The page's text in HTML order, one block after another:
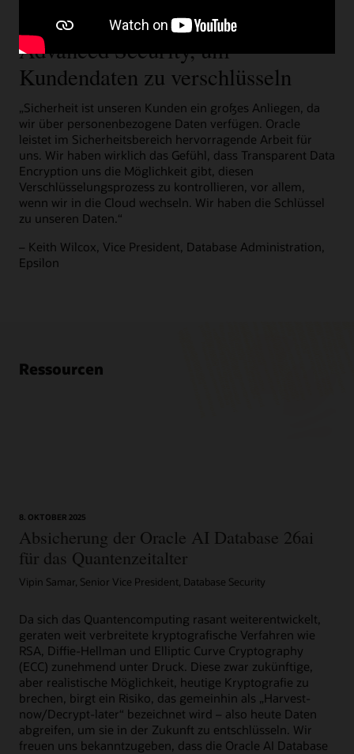
Epsilon verwendet Oracle
Advanced Security, um
Kundendaten zu verschlüsseln
„Sicherheit ist unseren Kunden ein großes Anliegen, da
wir über personenbezogene Daten verfügen. Oracle
leistet im Sicherheitsbereich hervorragende Arbeit für
uns. Wir haben wirklich das Gefühl, dass Transparent Data
Encryption uns die Möglichkeit gibt, diesen
Verschlüsselungsprozess zu kontrollieren, vor allem,
wenn wir in die Cloud wechseln. Wir haben die Schlüssel
zu unseren Daten.“
– Keith Wilcox, Vice President, Database Administration,
Epsilon
Ressourcen
(HTML)
Häufig gestellte Fragen zu Advanced Security Data
Redaction (HTML)
Video: Grundlagen von Data Redaction (8:30)
Dokumentation zu Data Redaction (HTML)
eigenen Mandanten aus oder reservieren Sie einen Termin,
um den Workshop kostenlos in LiveLabs auszuführen.
Jetzt testen
8. OKTOBER 2025
Absicherung der Oracle AI Database 26ai
für das Quantenzeitalter
Vipin Samar, Senior Vice President, Database Security
Da sich das Quantencomputing rasant weiterentwickelt,
geraten weit verbreitete kryptografische Verfahren wie
RSA, Diffie-Hellman und Elliptic Curve Cryptography
(ECC) zunehmend unter Druck. Diese zwar zukünftige,
aber realistische Möglichkeit, heutige Kryptografie zu
brechen, birgt ein Risiko, das gemeinhin als „Harvest-
now/Decrypt-later“ bezeichnet wird – also heute Daten
abgreifen, um sie in der Zukunft zu entschlüsseln. Wir
freuen uns bekanntzugeben, dass die Oracle AI Database